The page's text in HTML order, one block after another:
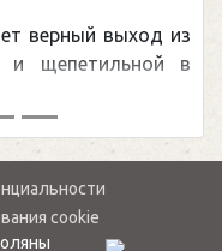
хоккейная тема
Национальной
cookie